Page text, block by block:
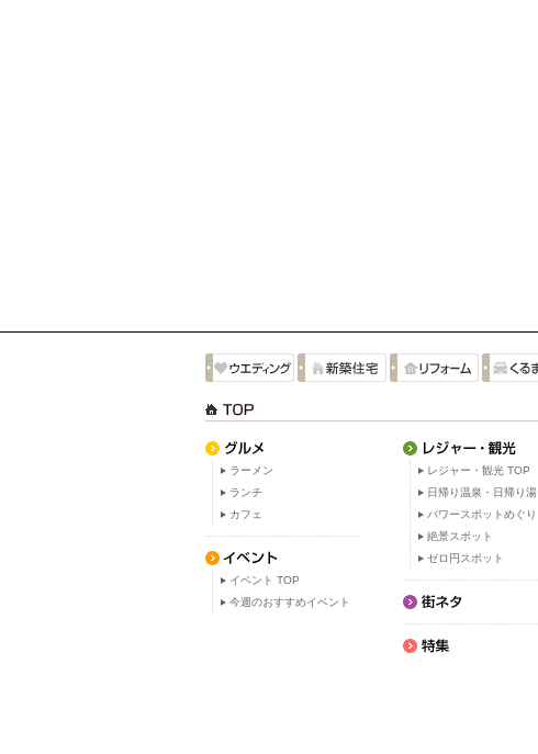
ラーメン
ランチ
カフェ
イベント TOP
今週のおすすめイベント
レジャー・観光 TOP
日帰り温泉・日帰り湯
パワースポットめぐり
絶景スポット
ゼロ円スポット